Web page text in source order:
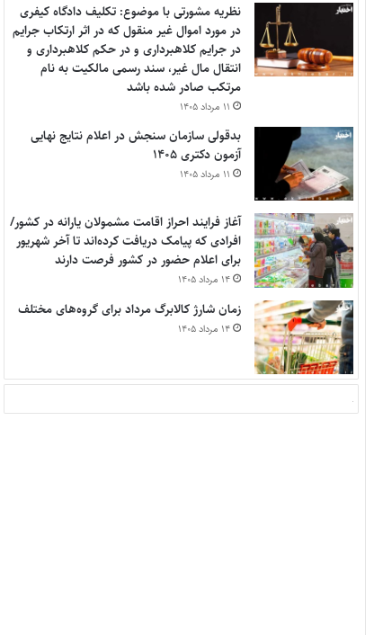
نظریه مشورتی با موضوع: تکلیف دادگاه کیفری
در مورد اموال غیر منقول که در اثر ارتکاب جرایم
در جرایم کلاهبرداری و در حکم کلاهبرداری و
انتقال مال غیر، سند رسمی مالکیت به نام
مرتکب صادر شده باشد
۱۱ مرداد ۱۴۰۵
بدقولی سازمان سنجش در اعلام نتایج نهایی
آزمون دکتری ۱۴۰۵
۱۱ مرداد ۱۴۰۵
آغاز فرایند احراز اقامت مشمولان یارانه در کشور/
افرادی که پیامک دریافت کرده‌اند تا آخر شهریور
برای اعلام حضور در کشور فرصت دارند
۱۴ مرداد ۱۴۰۵
زمان شارژ کالابرگ مرداد برای گروه‌های مختلف
۱۴ مرداد ۱۴۰۵